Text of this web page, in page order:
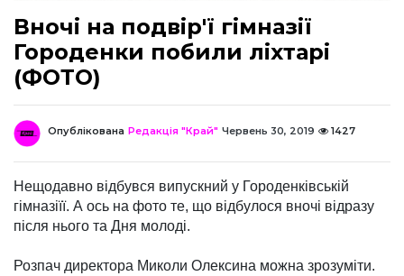
Вночі на подвір'ї гімназії
Городенки побили ліхтарі
(ФОТО)
Опублікована Редакція "Край" Червень 30, 2019 1427
Нещодавно відбувся випускний у Городенківській
гімназіїї. А ось на фото те, що відбулося вночі відразу
після нього та Дня молоді.
Розпач директора Миколи Олексина можна зрозуміти.